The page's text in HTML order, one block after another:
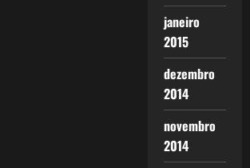
janeiro
2015
dezembro
2014
novembro
2014